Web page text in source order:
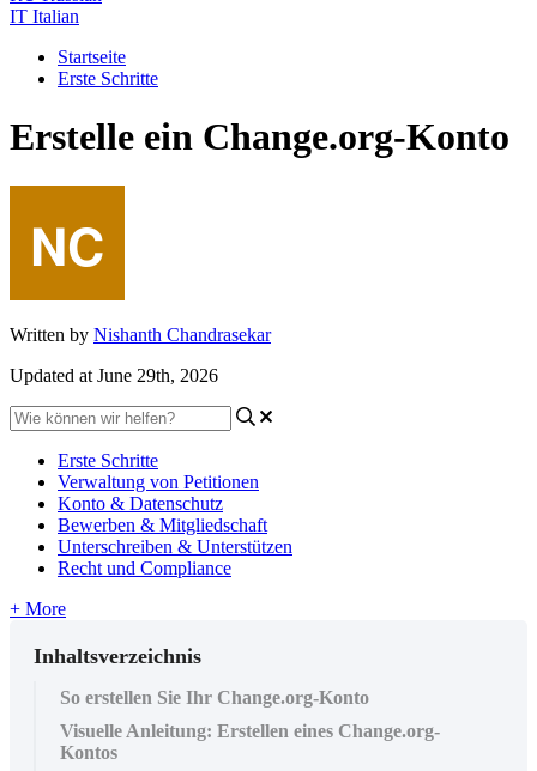
IT Italian
Startseite
Erste Schritte
Erstelle ein Change.org-Konto
Written by Nishanth Chandrasekar
Updated at June 29th, 2026
Erste Schritte
Verwaltung von Petitionen
Konto & Datenschutz
Bewerben & Mitgliedschaft
Unterschreiben & Unterstützen
Recht und Compliance
+ More
Inhaltsverzeichnis
So erstellen Sie Ihr Change.org-Konto
Visuelle Anleitung: Erstellen eines Change.org-
Kontos